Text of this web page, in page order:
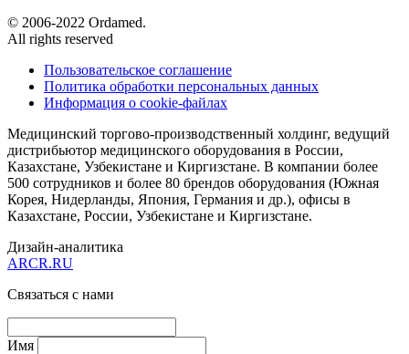
© 2006-2022 Ordamed.
All rights reserved
Пользовательское соглашение
Политика обработки персональных данных
Информация о cookie-файлах
Медицинский торгово-производственный холдинг, ведущий
дистрибьютор медицинского оборудования в России,
Казахстане, Узбекистане и Киргизстане. В компании более
500 сотрудников и более 80 брендов оборудования (Южная
Корея, Нидерланды, Япония, Германия и др.), офисы в
Казахстане, России, Узбекистане и Киргизстане.
Дизайн-аналитика
ARCR.RU
Связаться с нами
Имя